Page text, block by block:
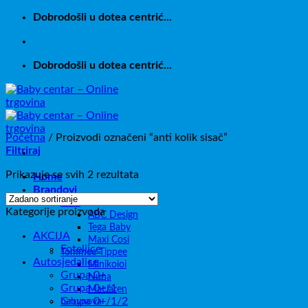
Skip
content
Dobrodošli u dotea centrić...
Dobrodošli u dotea centrić...
Home
Brandovi
Brita
ABC Design
Tega Baby
Maxi Cosi
Tommee Tippee
Minikoioi
Nuna
Maclaren
babynova
Početna / Proizvodi označeni “anti kolik sisač”
Filtriraj
Prikazuje se svih 2 rezultata
Kategorije proizvoda
AKCIJA
Foteljice
Autosjedalice
Grupa 0+
Grupa 0+/1
Grupa 0+/1/2